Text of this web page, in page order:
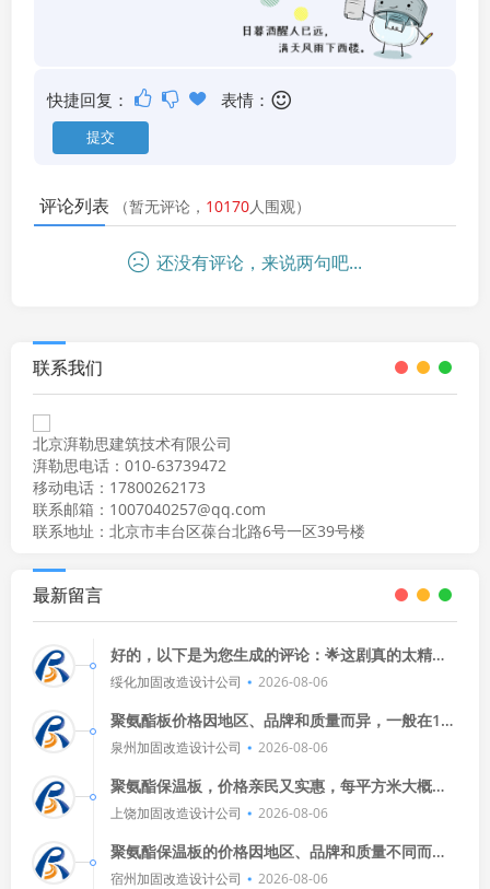
快捷回复： 表情：
评论列表 （暂无评论， 10170人围观）
还没有评论，来说两句吧...
联系我们
北京湃勒思建筑技术有限公司
湃勒思电话：010-63739472
移动电话：17800262173
联系邮箱：1007040257@qq.com
联系地址：北京市丰台区葆台北路6号一区39号楼
最新留言
好的，以下是为您生成的评论：🌟这剧真的太精彩
了！演员们演得太棒了，剧情也超级吸引人。🎬每
绥化加固改造设计公司 2026-08-06
聚氨酯板价格因地区、品牌和质量而异，一般在10
0-300元/平米之间，安装费用也因施工难度和材料
泉州加固改造设计公司 2026-08-06
聚氨酯保温板，价格亲民又实惠，每平方米大概几
十元，这种材料保温效果杠杠的，夏天能保持室内
上饶加固改造设计公司 2026-08-06
聚氨酯保温板的价格因地区、品牌和质量不同而有
所差异，一般在每平方米几十到几百元不等，安装
宿州加固改造设计公司 2026-08-06